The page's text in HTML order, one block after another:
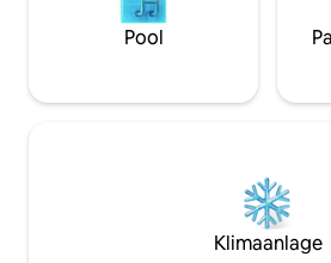
Pool
Klimaanlage